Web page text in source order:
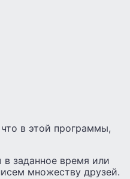
в этой программы,
заданное время или
множеству друзей.